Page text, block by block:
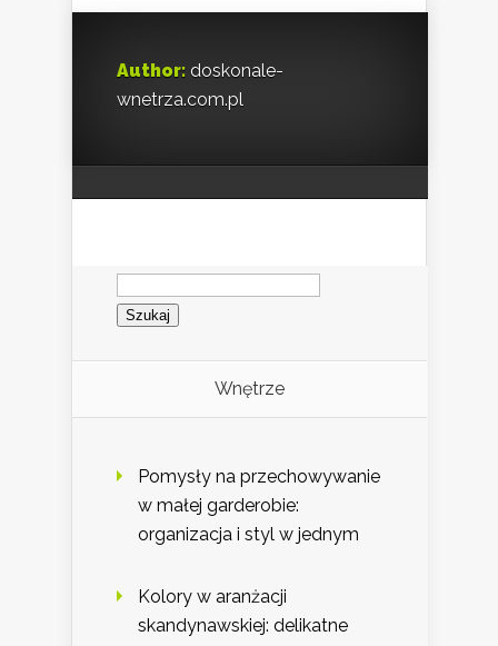
Author: doskonale-
wnetrza.com.pl
Szukaj:
Wnętrze
Pomysły na przechowywanie
w małej garderobie:
organizacja i styl w jednym
Kolory w aranżacji
skandynawskiej: delikatne